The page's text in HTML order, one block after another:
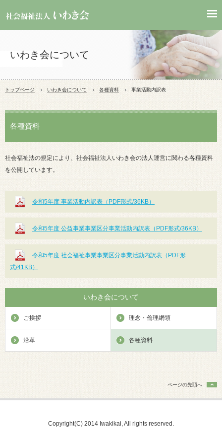
いわき会について
トップページ いわき会について 各種資料 事業活動内訳表
各種資料
社会福祉法の規定により、社会福祉法人いわき会の法人運営に関わる各種資料
を公開しています。
令和5年度 事業活動内訳表（PDF形式/36KB）
令和5年度 公益事業事業区分事業活動内訳表（PDF形式/36KB）
令和5年度 社会福祉事業事業区分事業活動内訳表（PDF形
式/41KB）
いわき会について
ご挨拶 理念・倫理網領
沿革 各種資料
ページの先頭へ
Copyright(C) 2014 Iwakikai, All rights reserved.